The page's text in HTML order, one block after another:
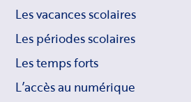
Les vacances scolaires
Les périodes scolaires
Les temps forts
L’accès au numérique